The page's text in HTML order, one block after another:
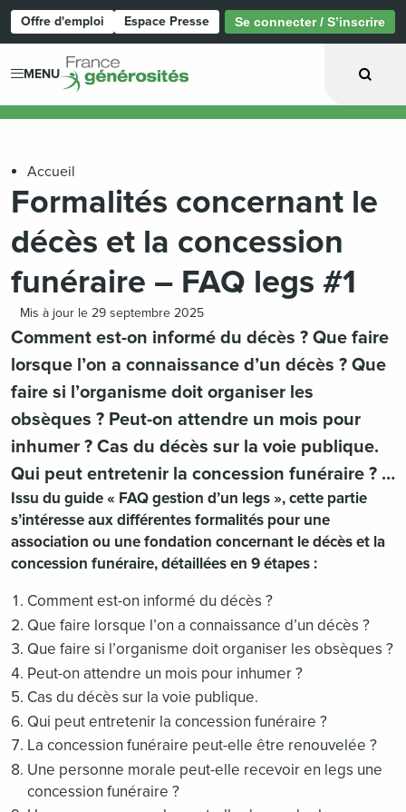
Offre d'emploi Espace Presse Se connecter / S’inscrire
MENU
Accueil
Formalités concernant le
décès et la concession
funéraire – FAQ legs #1
Mis à jour le 29 septembre 2025
Comment est-on informé du décès ? Que faire
lorsque l’on a connaissance d’un décès ? Que
faire si l’organisme doit organiser les
obsèques ? Peut-on attendre un mois pour
inhumer ? Cas du décès sur la voie publique.
Qui peut entretenir la concession funéraire ? …
Issu du guide « FAQ gestion d’un legs », cette partie
s’intéresse aux différentes formalités pour une
association ou une fondation concernant le décès et la
concession funéraire, détaillées en 9 étapes :
Comment est-on informé du décès ?
Que faire lorsque l’on a connaissance d’un décès ?
Que faire si l’organisme doit organiser les obsèques ?
Peut-on attendre un mois pour inhumer ?
Cas du décès sur la voie publique.
Qui peut entretenir la concession funéraire ?
La concession funéraire peut-elle être renouvelée ?
Une personne morale peut-elle recevoir en legs une
concession funéraire ?